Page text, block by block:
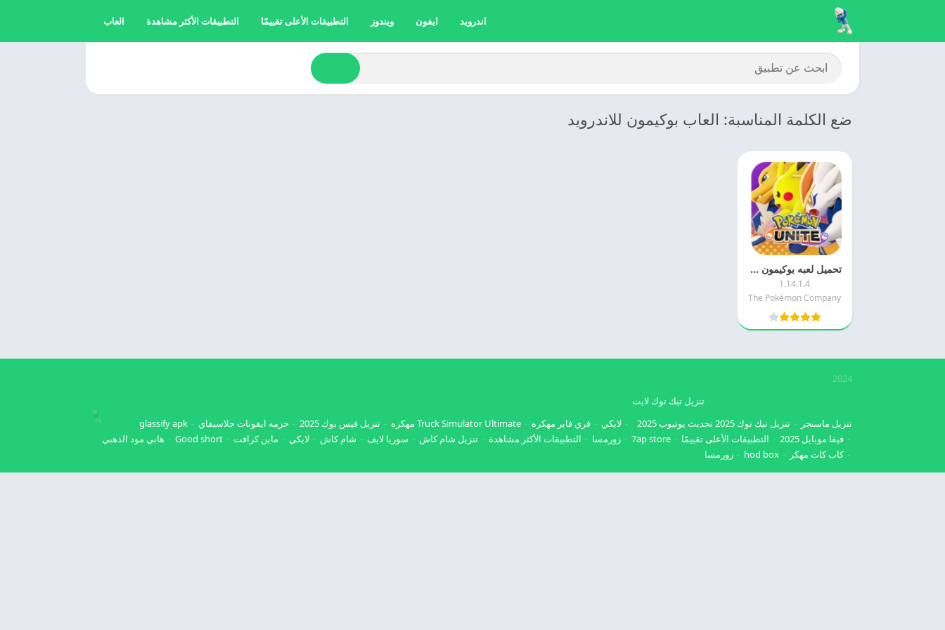
اندرويد ايفون ويندوز التطبيقات الأعلى تقييمًا التطبيقات الأكثر مشاهدة العاب
ضع الكلمة المناسبة: العاب بوكيمون للاندرويد
تحميل لعبه بوكيمون نايت 2025 Pokémon UNITE مهكره مجانا
1.14.1.4
The Pokémon Company
2024
تنزيل ماسنجر تنزيل تيك توك 2025
تنزيل تيك توك لايت
تحديث يوتيوب 2025
لايكي فري فاير مهكره Truck Simulator Ultimate مهكره تنزيل فيس بوك 2025 حزمه ايقونات جلاسيفاي
glassify apk
فيفا موبايل 2025
التطبيقات الأعلى تقييمًا 7ap store زورمسا التطبيقات الأكثر مشاهدة تنزيل شام كاش سوريا لايف شام كاش لايكي ماين كرافت Good short
هابي مود الذهبي
كاب كات مهكر
hod box زورمسا